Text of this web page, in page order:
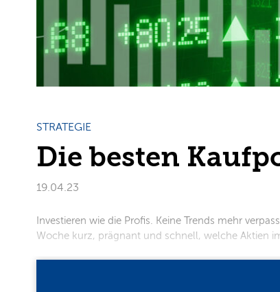
STRATEGIE
Die besten
19.04.23
Investieren wie die Profis. Keine Trends mehr
Woche kurz, prägnant und schnell, welche Aktien